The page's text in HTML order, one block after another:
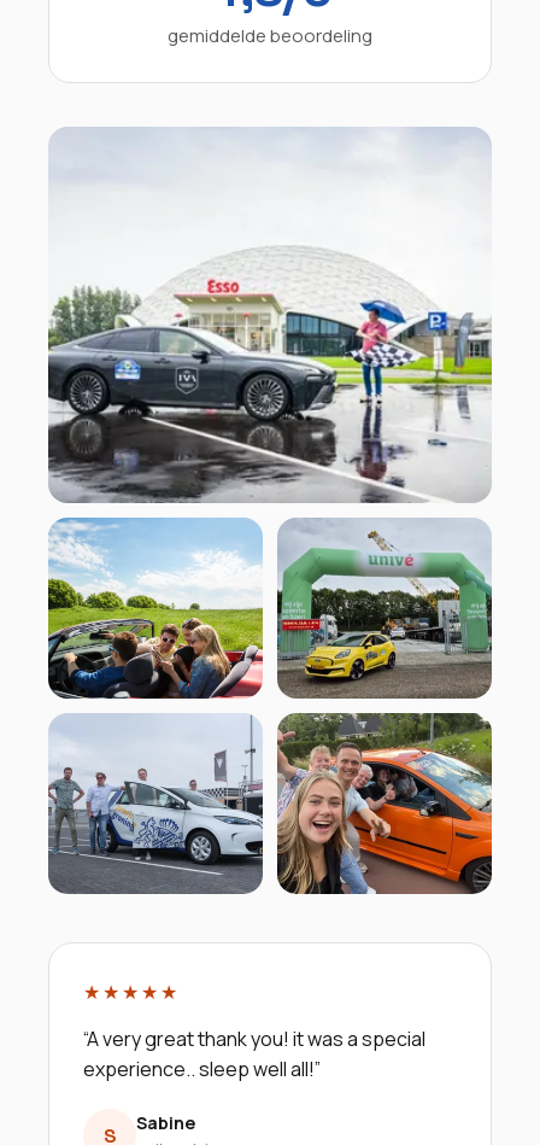
gemiddelde beoordeling
★★★★★
“A very great thank you! it was a special
experience.. sleep well all!”
S Sabine